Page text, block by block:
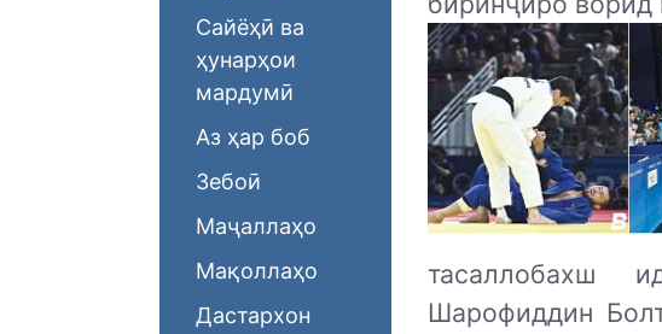
Сайёҳӣ ва
ҳунарҳои
мардумӣ
Аз ҳар боб
Зебоӣ
Маҷаллаҳо
Мақоллаҳо
Дастархон
тасаллобахш
Шарофиддин